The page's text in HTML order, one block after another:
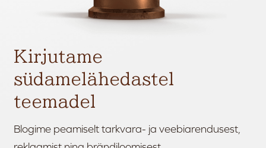
Kirjutame
südamelähedastel
teemadel
Blogime peamiselt tarkvara- ja veebiarendusest,